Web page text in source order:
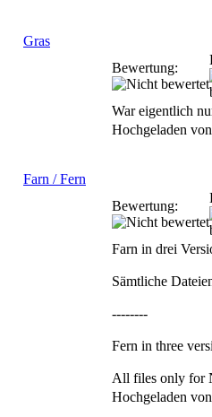
Gras
Bewertung:
War eigentlich
Hochgeladen
Farn / Fern
Bewertung:
Farn in drei
Sämtliche
--------
Fern in three
All files only for
Hochgeladen